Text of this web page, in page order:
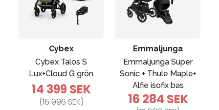
Cybex
Cybex Talos S
Lux+Cloud G grön
14 399 SEK
(16 996 SEK)
Emmaljunga
Emmaljunga Super
Sonic + Thule Maple+
Alfie isofix bas
16 284 SEK